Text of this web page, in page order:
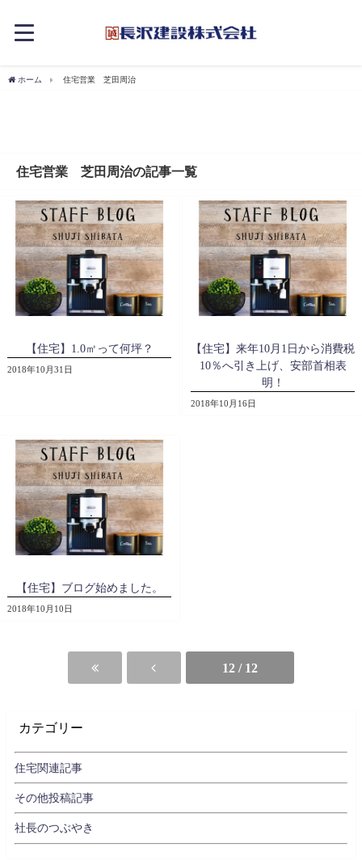
ホーム 住宅営業 芝田周治
住宅営業 芝田周治の記事一覧
【住宅】1.0㎡って何坪？
2018年10月31日
【住宅】来年10月1日から消費税
10％へ引き上げ、安部首相表
明！
2018年10月16日
【住宅】ブログ始めました。
2018年10月10日
12 / 12
カテゴリー
住宅関連記事
その他投稿記事
社長のつぶやき